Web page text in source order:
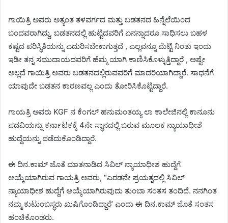
ಗಾಯಿತ್ರಿ ಅವರು ಅತ್ಯಂತ ತಳವರ್ಗದ ಮತ್ತು ಬಡತನದ ಹಿನ್ನೆಲೆಯಿಂದ
ಬಂದವರಾಗಿದ್ದು, ಬಡತನದಲ್ಲಿ ಹುಟ್ಟಿದವರಿಗೆ ಏನನ್ನಾದರೂ ಸಾಧಿಸಲು ಬಹಳ
ಕಷ್ಟದ ಪರಿಸ್ಥಿತಿಯನ್ನು ಎದುರಿಸಬೇಕಾಗುತ್ತದೆ , ಎಲ್ಲವನ್ನೂ ಮೆಟ್ಟಿ ನಿಂತು ಇಂದು
ಇಡೀ ತನ್ನ ಸಮುದಾಯದವರಿಗೆ ಹೆಮ್ಮ ಯಾಗಿ ಕಾಣಿಸಿಕೊಳ್ಳುತ್ತಿದ್ದಾರೆ , ಅಷ್ಟೇ
ಅಲ್ಲದೆ ಗಾಯಿತ್ರಿ ಅವರು ಬಡತನದಲ್ಲಿರುವವರಿಗೆ ಮಾದರಿಯಾಗಿದ್ದಾರೆ. ಸಾಧನೆಗೆ
ಯಾವುದೇ ಬಡತನ ಕಾರಣವಲ್ಲ ಎಂದು ತೋರಿಸಿಕೊಟ್ಟಿದ್ದಾರೆ.
ಗಾಯತ್ರಿ ಅವರು KGF ನ ಕೆಂಗಲ್ ಹನುಮಂತಯ್ಯ ಲಾ ಕಾಲೇಜಿನಲ್ಲಿ ಕಾನೂನು
ಪದವಿಯನ್ನು ಕರ್ನಾಟಕಕ್ಕೆ 4ನೇ ಸ್ಥಾನದಲ್ಲಿ ಬರುವ ಮೂಲಕ ನ್ಯಾಯಾಧೀಶೆ
ಹುದ್ದೆಯನ್ನು ಪಡೆದುಕೊಂಡಿದ್ದಾರೆ.
ಈ ದಿನ.ಕಾಮ್ ಜೊತೆ ಮಾತನಾಡಿದ ಸಿವಿಲ್ ನ್ಯಾಯಾಧೀಶ ಹುದ್ದೆಗೆ
ಆಯ್ಕೆಯಾಗಿರುವ ಗಾಯತ್ರಿ ಅವರು, “ಎರಡನೇ ಪ್ರಯತ್ನದಲ್ಲಿ ಸಿವಿಲ್
ನ್ಯಾಯಾಧೀಶ ಹುದ್ದೆಗೆ ಆಯ್ಕೆಯಾಗಿರುವುದು ತುಂಬಾ ಸಂತಸ ತಂದಿದೆ. ನನಗಿಂತ
ನಮ್ಮ ಕುಟುಂಬಸ್ಥರು ಖುಷಿಗೊಂಡಿದ್ದಾರೆ’ ಎಂದು ಈ ದಿನ.ಕಾಮ್ ಜೊತೆ ಸಂತಸ
ಹಂಚಿಕೊಂಡರು.